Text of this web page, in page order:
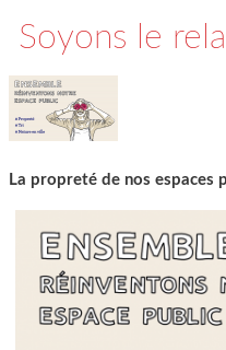
Soyons le
La propreté de nos espaces